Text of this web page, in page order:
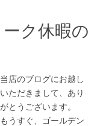
ク休暇の
当店のブログにお越し
いただきまして、あり
がとうございます。
もうすぐ、ゴールデン